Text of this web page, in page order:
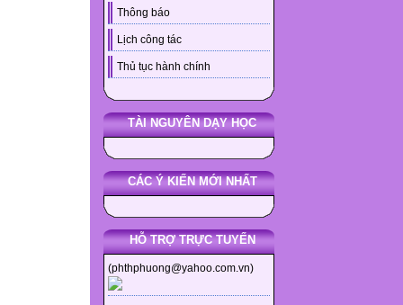
Thông báo
Lịch công tác
Thủ tục hành chính
TÀI NGUYÊN DẠY HỌC
CÁC Ý KIẾN MỚI NHẤT
HỖ TRỢ TRỰC TUYẾN
(phthphuong@yahoo.com.vn)